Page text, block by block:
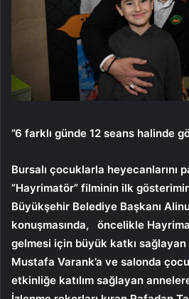
”6 farklı günde 12 seans halinde
Bursalı çocuklarla heyecanlarını
”Hayrimatör” filminin ilk
Büyükşehir Belediye Başkanı
konuşmasında, öncelikle
gelmesi için büyük katkı
Mustafa Varank’a ve salonda
etkinliğe katılım sağlayan